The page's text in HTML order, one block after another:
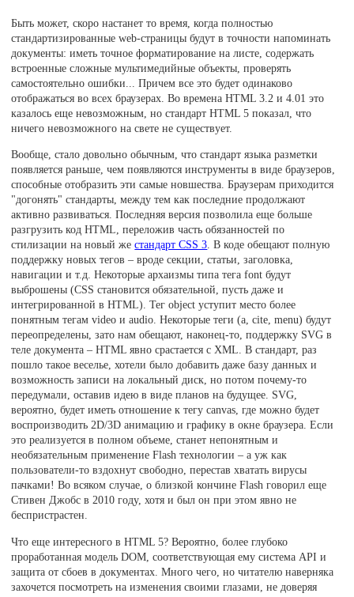
Быть может, скоро настанет то время, когда полностью
стандартизированные web-страницы будут в точности напоминать
документы: иметь точное форматирование на листе, содержать
встроенные сложные мультимедийные объекты, проверять
самостоятельно ошибки... Причем все это будет одинаково
отображаться во всех браузерах. Во времена HTML 3.2 и 4.01 это
казалось еще невозможным, но стандарт HTML 5 показал, что
ничего невозможного на свете не существует.
Вообще, стало довольно обычным, что стандарт языка разметки
появляется раньше, чем появляются инструменты в виде браузеров,
способные отобразить эти самые новшества. Браузерам приходится
"догонять" стандарты, между тем как последние продолжают
активно развиваться. Последняя версия позволила еще больше
разгрузить код HTML, переложив часть обязанностей по
стилизации на новый жестандарт CSS 3. В коде обещают полную
поддержку новых тегов – вроде секции, статьи, заголовка,
навигации и т.д. Некоторые архаизмы типа тега font будут
выброшены (CSS становится обязательной, пусть даже и
интегрированной в HTML). Тег object уступит место более
понятным тегам video и audio. Некоторые теги (a, cite, menu) будут
переопределены, зато нам обещают, наконец-то, поддержку SVG в
теле документа – HTML явно срастается с XML. В стандарт, раз
пошло такое веселье, хотели было добавить даже базу данных и
возможность записи на локальный диск, но потом почему-то
передумали, оставив идею в виде планов на будущее. SVG,
вероятно, будет иметь отношение к тегу canvas, где можно будет
воспроизводить 2D/3D анимацию и графику в окне браузера. Если
это реализуется в полном объеме, станет непонятным и
необязательным применение Flash технологии – а уж как
пользователи-то вздохнут свободно, перестав хватать вирусы
пачками! Во всяком случае, о близкой кончине Flash говорил еще
Стивен Джобс в 2010 году, хотя и был он при этом явно не
беспристрастен.
Что еще интересного в HTML 5? Вероятно, более глубоко
проработанная модель DOM, соответствующая ему система API и
защита от сбоев в документах. Много чего, но читателю наверняка
захочется посмотреть на изменения своими глазами, не доверяя